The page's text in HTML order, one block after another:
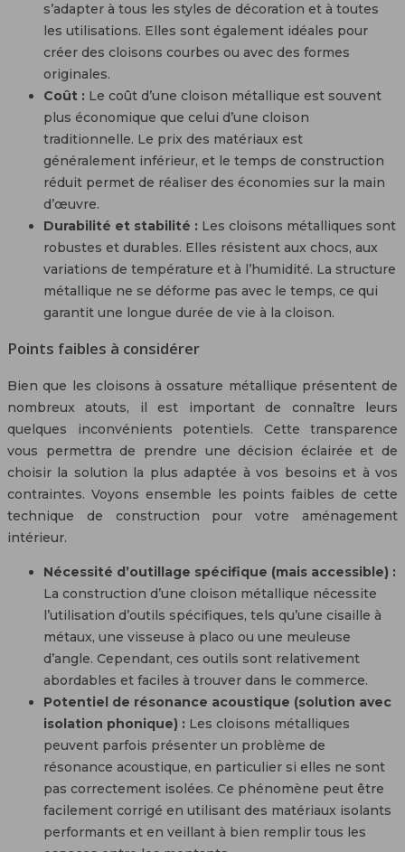
s’adapter à tous les styles de décoration et à toutes
les utilisations. Elles sont également idéales pour
créer des cloisons courbes ou avec des formes
originales.
Coût : Le coût d’une cloison métallique est souvent
plus économique que celui d’une cloison
traditionnelle. Le prix des matériaux est
généralement inférieur, et le temps de construction
réduit permet de réaliser des économies sur la main
d’œuvre.
Durabilité et stabilité : Les cloisons métalliques sont
robustes et durables. Elles résistent aux chocs, aux
variations de température et à l’humidité. La structure
métallique ne se déforme pas avec le temps, ce qui
garantit une longue durée de vie à la cloison.
Points faibles à considérer
Bien que les cloisons à ossature métallique présentent de
nombreux atouts, il est important de connaître leurs
quelques inconvénients potentiels. Cette transparence
vous permettra de prendre une décision éclairée et de
choisir la solution la plus adaptée à vos besoins et à vos
contraintes. Voyons ensemble les points faibles de cette
technique de construction pour votre aménagement
intérieur.
Nécessité d’outillage spécifique (mais accessible) :
La construction d’une cloison métallique nécessite
l’utilisation d’outils spécifiques, tels qu’une cisaille à
métaux, une visseuse à placo ou une meuleuse
d’angle. Cependant, ces outils sont relativement
abordables et faciles à trouver dans le commerce.
Potentiel de résonance acoustique (solution avec
isolation phonique) : Les cloisons métalliques
peuvent parfois présenter un problème de
résonance acoustique, en particulier si elles ne sont
pas correctement isolées. Ce phénomène peut être
facilement corrigé en utilisant des matériaux isolants
performants et en veillant à bien remplir tous les